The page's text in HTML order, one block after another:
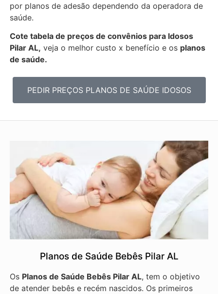
por planos de adesão dependendo da operadora de
saúde.
Cote tabela de preços de convênios para Idosos
Pilar AL, veja o melhor custo x benefício e os planos
de saúde.
PEDIR PREÇOS PLANOS DE SAÚDE IDOSOS
Planos de Saúde Bebês Pilar AL
Os Planos de Saúde Bebês Pilar AL, tem o objetivo
de atender bebês e recém nascidos. Os primeiros